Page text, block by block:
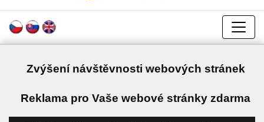
Zvýšení návštěvnosti webových stránek
Reklama pro Vaše webové stránky zdarma